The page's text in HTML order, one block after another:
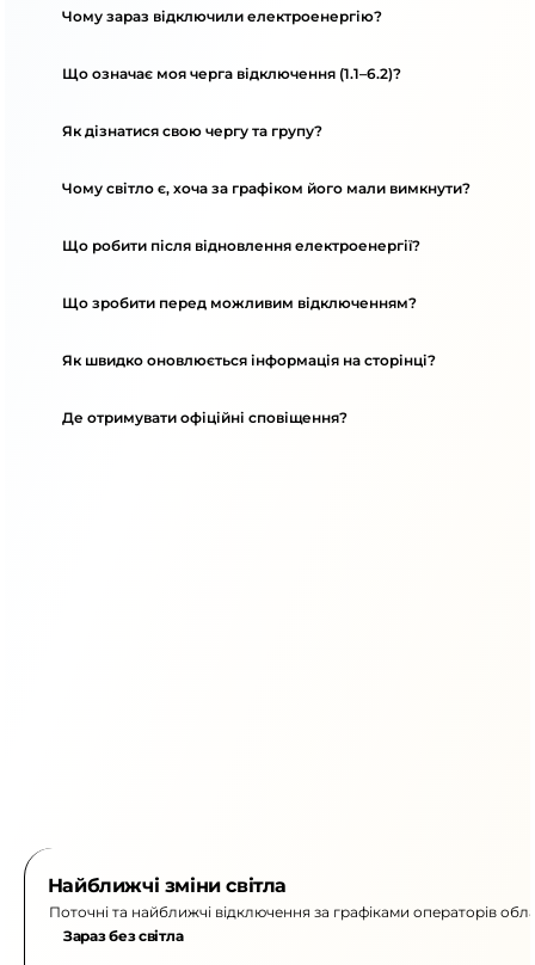
Чому зараз відключили електроенергію?
Що означає моя черга відключення (1.1–6.2)?
Як дізнатися свою чергу та групу?
Чому світло є, хоча за графіком його мали вимкнути?
Що робити після відновлення електроенергії?
Що зробити перед можливим відключенням?
Як швидко оновлюється інформація на сторінці?
Де отримувати офіційні сповіщення?
Найближчі зміни світла
Поточні та найближчі відключення за графіками операторів
Зараз без світла